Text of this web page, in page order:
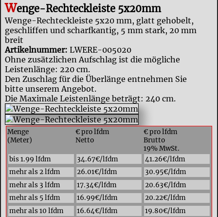
Wenge-Rechteckleiste 5x20mm
Wenge-Rechteckleiste 5x20 mm, glatt gehobelt,
geschliffen und scharfkantig, 5 mm stark, 20 mm
breit
Artikelnummer: LWERE-005020
Ohne zusätzlichen Aufschlag ist die mögliche
Leistenlänge: 220 cm.
Den Zuschlag für die Überlänge entnehmen Sie
bitte unserem Angebot.
Die Maximale Leistenlänge beträgt: 240 cm.
Menge
(Meter)
€ pro lfdm
Netto
€ pro lfdm
Brutto
19% MwSt.
bis 1.99 lfdm
34.67€/lfdm
41.26€/lfdm
mehr als 2 lfdm
26.01€/lfdm
30.95€/lfdm
mehr als 3 lfdm
17.34€/lfdm
20.63€/lfdm
mehr als 5 lfdm
16.99€/lfdm
20.22€/lfdm
mehr als 10 lfdm
16.64€/lfdm
19.80€/lfdm